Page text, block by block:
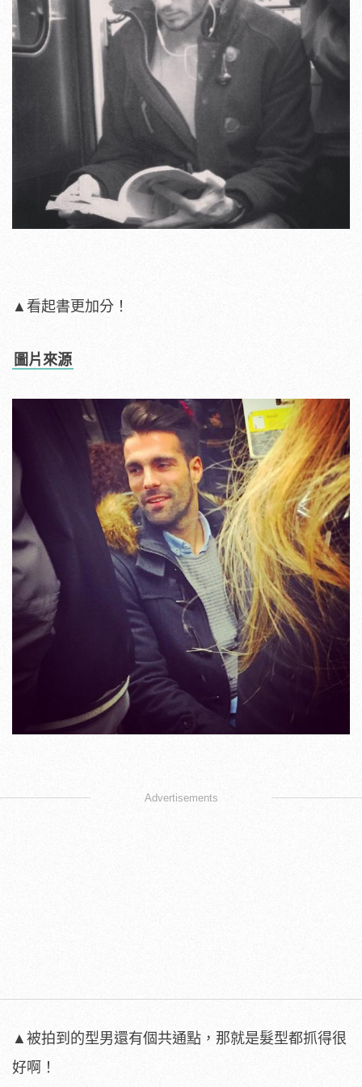
▲看起書更加分！
圖片來源
Advertisements
▲被拍到的型男還有個共通點，那就是髮型都抓得很
好啊！